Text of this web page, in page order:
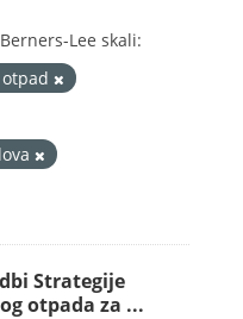
Lee skali:
Strategije
otpada za ...